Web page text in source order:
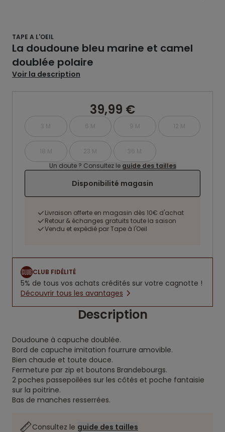
TAPE A L'OEIL
La doudoune bleu marine et camel
doublée polaire
Voir la description
39,99 €
3 M 6 M 9 M 12 M
18 M 23 M
36 M
Un doute ? Consultez le guide des tailles
Disponibilité magasin
Livraison offerte en magasin dès 10€ d'achat
Retour & échanges gratuits toute la saison
Vendu et expédié par Tape à l'Oeil
CLUB FIDÉLITÉ
5% de tous vos achats crédités sur votre cagnotte !
Découvrir tous les avantages
Description
Doudoune à capuche doublée.
Bord de capuche imitation fourrure amovible.
Bien chaude et toute douce.
Fermeture par zip et boutons Brandebourgs.
2 poches passepoilées sur les côtés et poche fantaisie
sur la poitrine.
Bas de manches resserrées.
Consultez le guide des tailles